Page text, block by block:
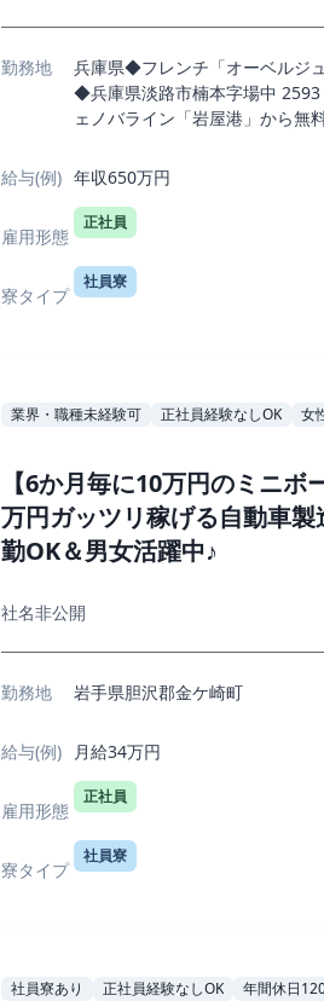
勤務地
兵庫県◆フレンチ「オーベルジ
◆兵庫県淡路市楠本字場中 2593
ェノバライン「岩屋港」から無
舗や施設に固定化されることな
る淡路島全...
給与(例) 年収650万円
雇用形態
正社員
寮タイプ
社員寮
業界・職種未経験可 正社員経験なしOK 女
【6か月毎に10万円のミニ
万円ガッツリ稼げる自動車
勤OK＆男女活躍中♪
社名非公開
勤務地 岩手県胆沢郡金ケ崎町
給与(例) 月給34万円
雇用形態
正社員
寮タイプ
社員寮
社員寮あり 正社員経験なしOK 年間休日